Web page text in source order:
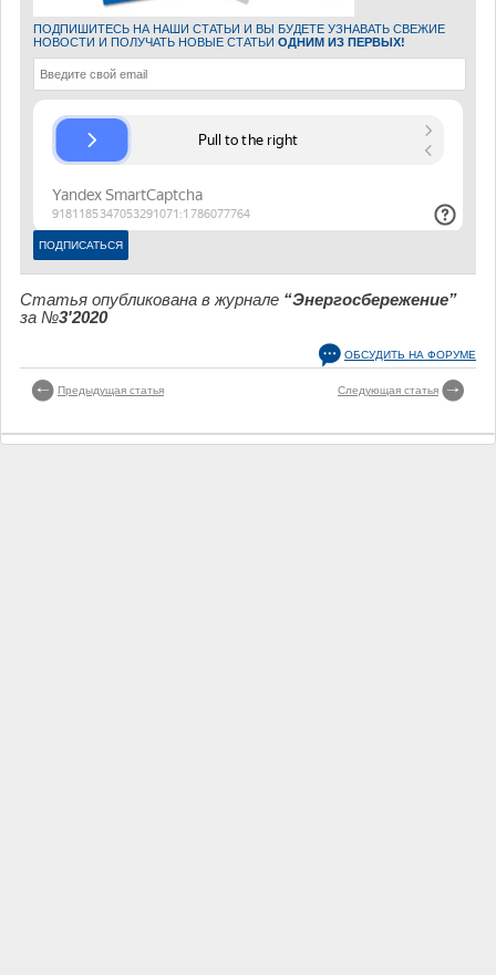
ПОДПИШИТЕСЬ НА НАШИ СТАТЬИ И ВЫ БУДЕТЕ УЗНАВАТЬ СВЕЖИЕ
НОВОСТИ И ПОЛУЧАТЬ НОВЫЕ СТАТЬИ ОДНИМ ИЗ ПЕРВЫХ!
Статья опубликована в журнале “Энергосбережение”
за №3'2020
ОБСУДИТЬ НА ФОРУМЕ
Предыдущая статья Следующая статья